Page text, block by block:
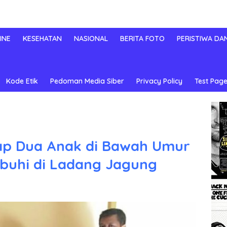
KESEHATAN NASIONAL BERITA FOTO PERISTIWA
Kode Etik Pedoman Media Siber Privacy Policy Test
Dua Anak di Bawah Umur
di Ladang Jagung